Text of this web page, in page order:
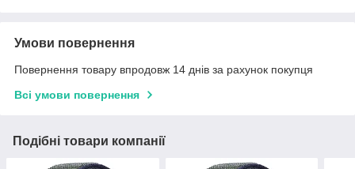
Умови повернення
Повернення товару впродовж 14 днів за рахунок покупця
Всі умови повернення
Подібні товари компанії